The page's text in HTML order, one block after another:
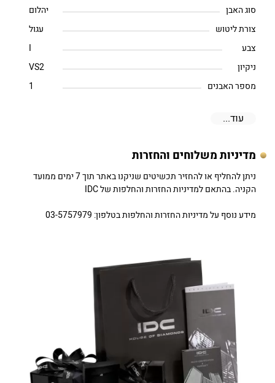
סוג האבן
יהלום
צורת ליטוש
עגול
צבע
I
ניקיון
VS2
מספר האבנים
1
עוד...
מדיניות משלוחים והחזרות
ניתן להחליף או להחזיר תכשיטים שניקנו באתר תוך 7 ימים ממועד
הקניה. בהתאם למדיניות החזרות והחלפות של IDC
מידע נוסף על מדיניות החזרות והחלפות בטלפון: 03-5757979